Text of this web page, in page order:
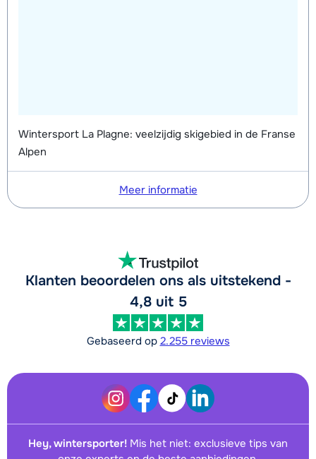
Wintersport La Plagne: veelzijdig skigebied in de Franse
Alpen
Meer informatie
Klanten beoordelen ons als uitstekend -
4,8 uit 5
Gebaseerd op 2.255 reviews
Hey, wintersporter! Mis het niet: exclusieve tips van